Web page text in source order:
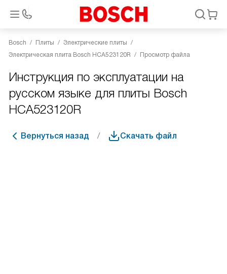
Bosch Плиты
Электрические плиты
Электрическая плита Bosch HCA523120R
Просмотр файла
Инструкция по эксплуатации на
русском языке для плиты Bosch
HCA523120R
Вернуться назад Скачать файл